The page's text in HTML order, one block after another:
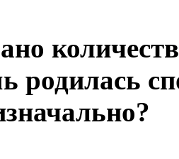
родилась